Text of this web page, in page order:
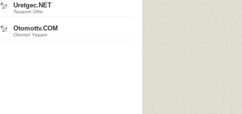
Uretgec.NET
Tasarım Ofisi
Otomottv.COM
Otomot Yaşam